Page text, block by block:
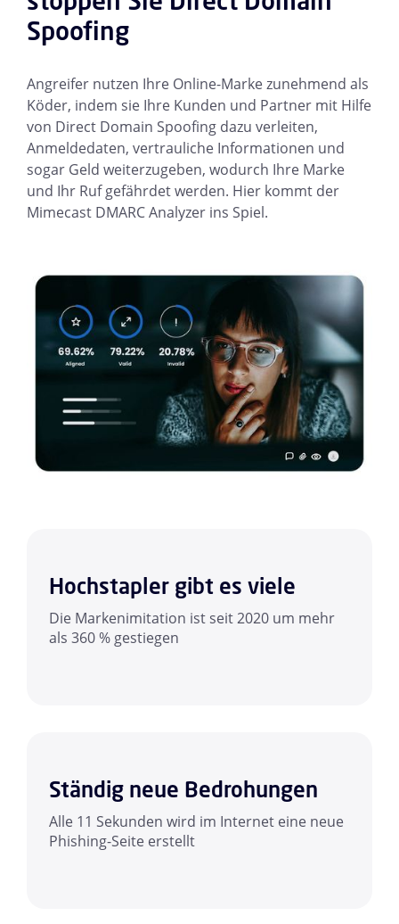
Spoofing
Angreifer nutzen Ihre Online-Marke zunehmend als
Köder, indem sie Ihre Kunden und Partner mit Hilfe
von Direct Domain Spoofing dazu verleiten,
Anmeldedaten, vertrauliche Informationen und
sogar Geld weiterzugeben, wodurch Ihre Marke
und Ihr Ruf gefährdet werden. Hier kommt der
Mimecast DMARC Analyzer ins Spiel.
Hochstapler gibt es viele
Die Markenimitation ist seit 2020 um mehr
als 360 % gestiegen
Ständig neue Bedrohungen
Alle 11 Sekunden wird im Internet eine neue
Phishing-Seite erstellt